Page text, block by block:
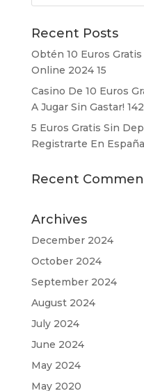
Recent Posts
Obtén 10 Euros
Online 2024 15
Casino De 10 Euros
A Jugar Sin Gastar! 142
5 Euros Gratis Sin
Registrarte En
Recent
Archives
December 2024
October 2024
September 2024
August 2024
July 2024
June 2024
May 2024
May 2020